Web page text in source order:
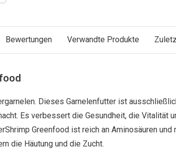
Bewertungen Verwandte Produkte
Dieses Garnelenfutter ist
Es verbessert die Gesundheit, die Vitalität
Greenfood ist reich an Aminosäuren und
die Häutung und die Zucht.